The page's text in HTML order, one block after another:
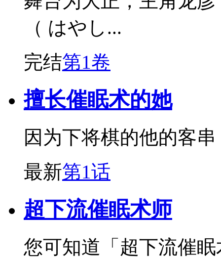
（ はやし...
完结第1卷
擅长催眠术的她
因为下将棋的他的客
最新第1话
超下流催眠术师
您可知道「超下流催